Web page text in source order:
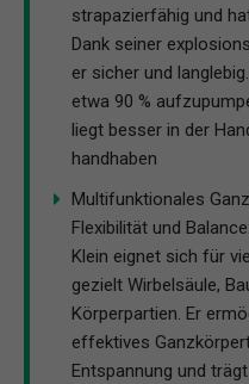
strapazierfähig und
Dank seiner
er sicher und
etwa 90 %
liegt besser in der
handhaben
Multifunktionales
Flexibilität und
Klein eignet sich für
gezielt Wirbelsäule,
Körperpartien. Er
effektives
Entspannung und